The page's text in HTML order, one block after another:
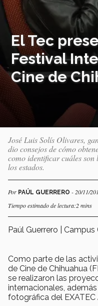
El Tec
Festival
Cine de
José Luis Solís Olivares,
dio consejos de cómo
como identificar cuáles
los estados.
Por PAÚL GUERRERO - 20/11/
Tiempo estimado de lectura:2 mins
Paúl Guerrero | Campus
Como parte de las
de Cine de Chihuahua
se realizaron las
internacionales,
fotográfica del